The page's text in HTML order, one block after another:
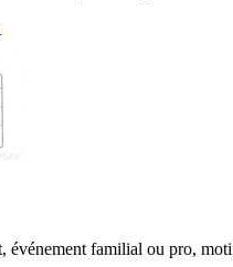
événement familial ou pro,